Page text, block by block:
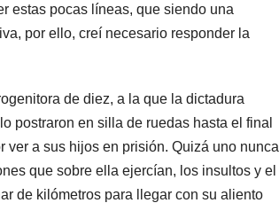
estas pocas líneas, que siendo una
por ello, creí necesario responder la
de diez, a la que la dictadura
postraron en silla de ruedas hasta el final
ver a sus hijos en prisión. Quizá uno nunca
que sobre ella ejercían, los insultos y el
de kilómetros para llegar con su aliento